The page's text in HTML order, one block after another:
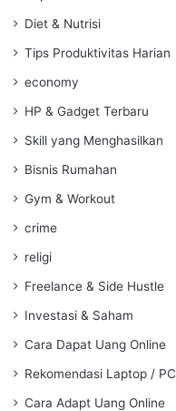
Diet & Nutrisi
Tips Produktivitas Harian
economy
HP & Gadget Terbaru
Skill yang Menghasilkan
Bisnis Rumahan
Gym & Workout
crime
religi
Freelance & Side Hustle
Investasi & Saham
Cara Dapat Uang Online
Rekomendasi Laptop / PC
Cara Adapt Uang Online